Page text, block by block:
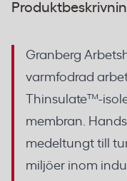
Granberg
varmfodrad
Thinsulate™-
membran.
medeltungt till
miljöer inom